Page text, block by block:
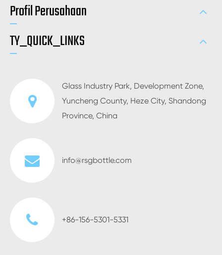
Profil Perusahaan
TY_QUICK_LINKS
Glass Industry Park, Development Zone,
Yuncheng County, Heze City, Shandong
Province, China
info@rsgbottle.com
+86-156-5301-5331